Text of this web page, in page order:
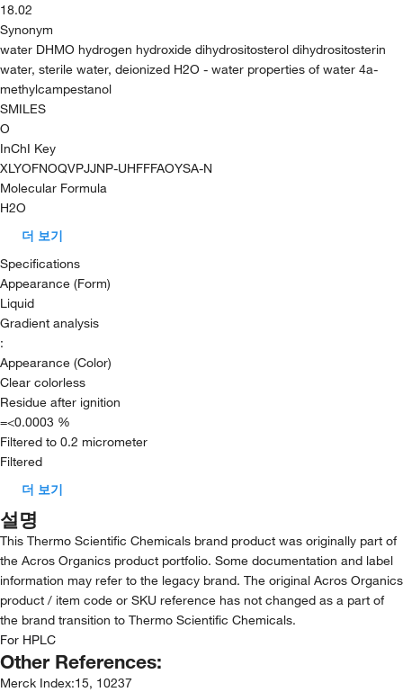
18.02
Synonym
water DHMO hydrogen hydroxide dihydrositosterol dihydrositosterin
water, sterile water, deionized H2O - water properties of water 4a-
methylcampestanol
SMILES
O
InChI Key
XLYOFNOQVPJJNP-UHFFFAOYSA-N
Molecular Formula
H2O
더 보기
Specifications
Appearance (Form)
Liquid
Gradient analysis
:
Appearance (Color)
Clear colorless
Residue after ignition
=<0.0003 %
Filtered to 0.2 micrometer
Filtered
더 보기
설명
This Thermo Scientific Chemicals brand product was originally part of
the Acros Organics product portfolio. Some documentation and label
information may refer to the legacy brand. The original Acros Organics
product / item code or SKU reference has not changed as a part of
the brand transition to Thermo Scientific Chemicals.
For HPLC
Other References:
Merck Index:15, 10237